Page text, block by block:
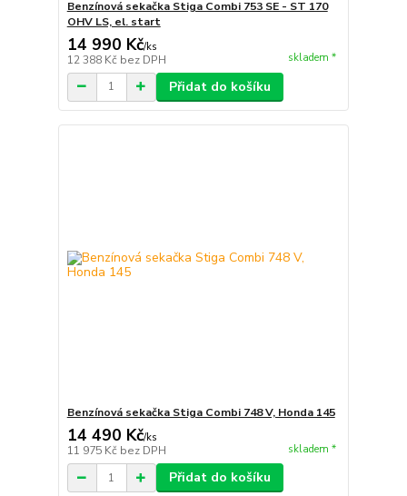
Benzínová sekačka Stiga Combi 753 SE - ST 170
OHV LS, el. start
14 990 Kč/ks
12 388 Kč bez DPH skladem *
Přidat do košíku
Benzínová sekačka Stiga Combi 748 V, Honda 145
14 490 Kč/ks
11 975 Kč bez DPH skladem *
Přidat do košíku